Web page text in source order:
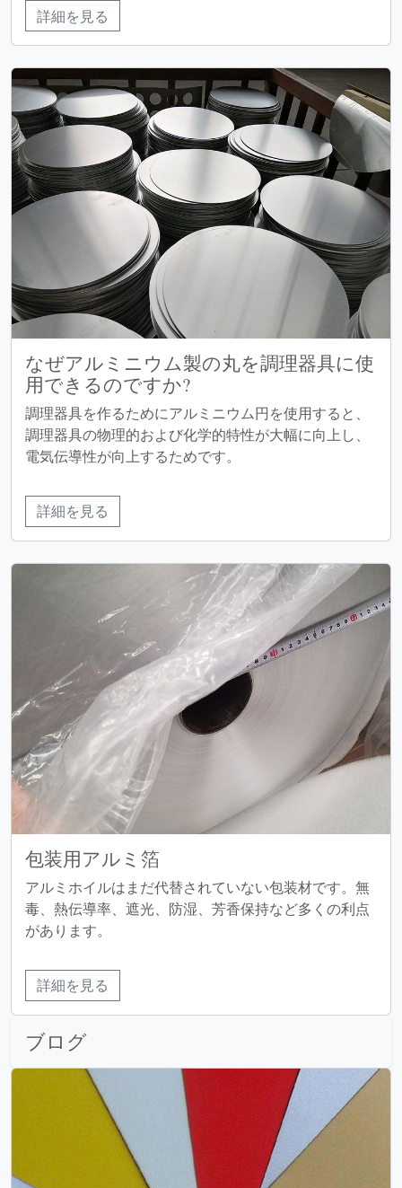
詳細を見る
なぜアルミニウム製の丸を調理器具に使
用できるのですか?
調理器具を作るためにアルミニウム円を使用すると、
調理器具の物理的および化学的特性が大幅に向上し、
電気伝導性が向上するためです。
詳細を見る
包装用アルミ箔
アルミホイルはまだ代替されていない包装材です。無
毒、熱伝導率、遮光、防湿、芳香保持など多くの利点
があります。
詳細を見る
ブログ